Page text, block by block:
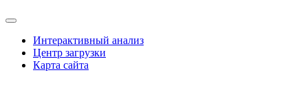
Интерактивный анализ
Центр загрузки
Карта сайта